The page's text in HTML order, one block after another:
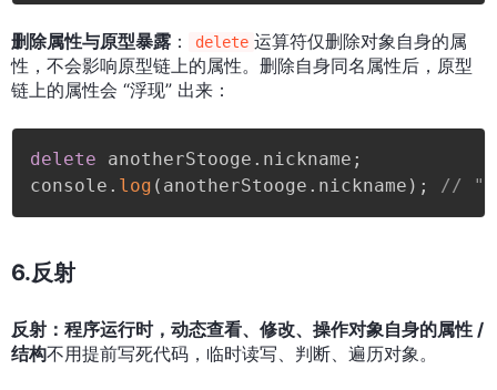
删除属性与原型暴露 ： delete 运算符仅删除对象自身的属
性，不会影响原型链上的属性。删除自身同名属性后，原型
链上的属性会 “浮现” 出来：
delete anotherStooge . nickname ;
console . log ( anotherStooge . nickname ) ; //
6.反射
反射：程序运行时，动态查看、修改、操作对象自身的属性 /
结构不用提前写死代码，临时读写、判断、遍历对象。